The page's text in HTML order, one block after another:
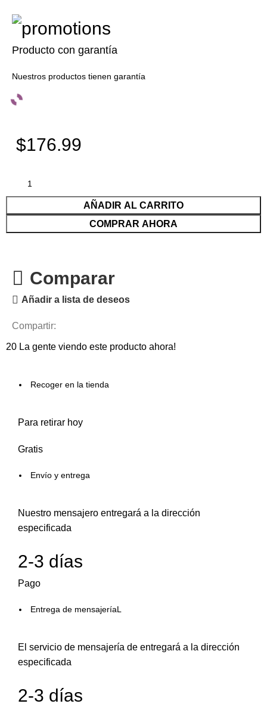
Producto con garantía
Nuestros productos tienen garantía
$176.99
AÑADIR AL CARRITO
COMPRAR AHORA
Comparar
Añadir a lista de deseos
Compartir:
20 La gente viendo este producto ahora!
Recoger en la tienda
Para retirar hoy
Gratis
Envío y entrega
Nuestro mensajero entregará a la dirección
especificada
2-3 días
Pago
Entrega de mensajeríaL
El servicio de mensajería de entregará a la dirección
especificada
2-3 días